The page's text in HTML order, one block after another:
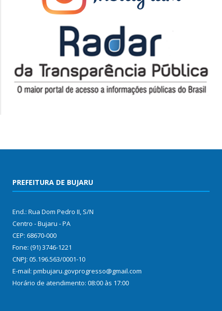
PREFEITURA DE BUJARU
End.: Rua Dom Pedro II, S/N
Centro - Bujaru - PA
CEP: 68670-000
Fone: (91) 3746-1221
CNPJ: 05.196.563/0001-10
E-mail: pmbujaru.govprogresso@gmail.com
Horário de atendimento: 08:00 às 17:00